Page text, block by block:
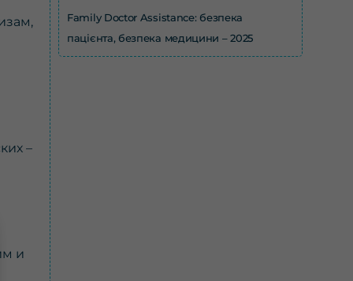
–
и
Family Doctor Assistance: безпека
пацієнта, безпека медицини – 2025